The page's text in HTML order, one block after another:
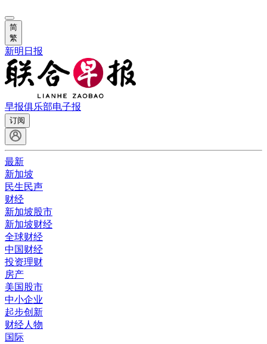
简
繁
新明日报
早报俱乐部电子报
订阅
最新
新加坡
民生民声
财经
新加坡股市
新加坡财经
全球财经
中国财经
投资理财
房产
美国股市
中小企业
起步创新
财经人物
国际